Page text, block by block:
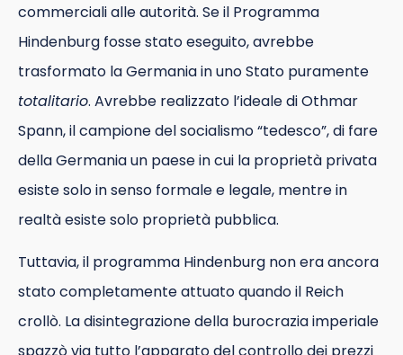
commerciali alle autorità. Se il Programma
Hindenburg fosse stato eseguito, avrebbe
trasformato la Germania in uno Stato puramente
totalitario. Avrebbe realizzato l’ideale di Othmar
Spann, il campione del socialismo “tedesco”, di fare
della Germania un paese in cui la proprietà privata
esiste solo in senso formale e legale, mentre in
realtà esiste solo proprietà pubblica.
Tuttavia, il programma Hindenburg non era ancora
stato completamente attuato quando il Reich
crollò. La disintegrazione della burocrazia imperiale